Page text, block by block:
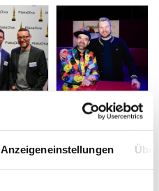
Anzeigeneinstellungen